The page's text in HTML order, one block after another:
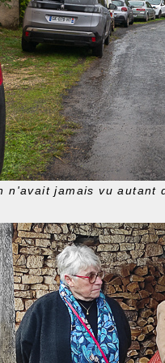
n'avait jamais vu autant